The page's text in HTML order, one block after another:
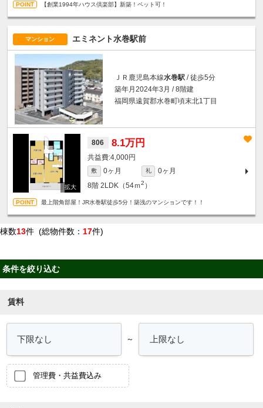
【創業1994年ハウス倶楽部】新築！ペット可！
マンション エミネント水巻駅前
ＪＲ鹿児島本線水巻駅 / 徒歩5分
築年月2024年3月 / 8階建
福岡県遠賀郡水巻町頃末北1丁目
806 8.1万円
4,000円
敷 0ヶ月 礼
0ヶ月
8階 2LDK（54ｍ2 ）
最上階角部屋！JR水巻駅徒歩5分！築浅のマンションです！！
棟数13件 (総物件数： 17件)
条件を絞り込む
賃料
～
管理費・共益費込み